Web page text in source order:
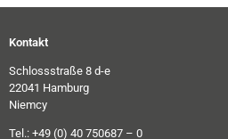
Kontakt
Schlossstraße 8 d-e
22041 Hamburg
Niemcy
Tel.: +49 (0) 40 750687 – 0